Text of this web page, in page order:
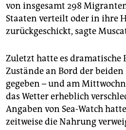
von insgesamt 298
Staaten verteilt oder in ihre
zurückgeschickt, sagte
Zuletzt hatte es dramatische
Zustände an Bord der
gegeben – und am
das Wetter erheblich
Angaben von Sea-Watch
zeitweise die Nahrung